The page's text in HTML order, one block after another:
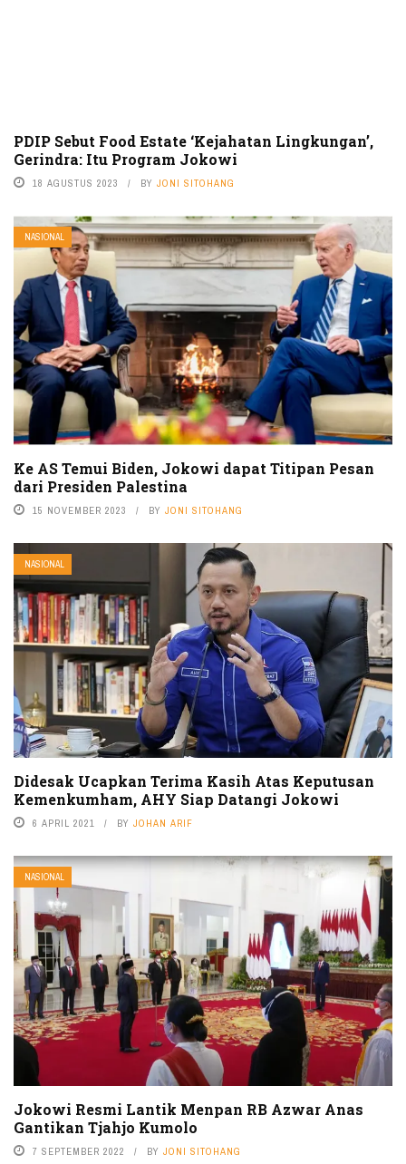
PDIP Sebut Food Estate ‘Kejahatan Lingkungan’,
Gerindra: Itu Program Jokowi
18 AGUSTUS 2023 BY JONI SITOHANG
NASIONAL
Ke AS Temui Biden, Jokowi dapat Titipan Pesan
dari Presiden Palestina
15 NOVEMBER 2023 BY JONI SITOHANG
NASIONAL
Didesak Ucapkan Terima Kasih Atas Keputusan
Kemenkumham, AHY Siap Datangi Jokowi
6 APRIL 2021 BY JOHAN ARIF
NASIONAL
Jokowi Resmi Lantik Menpan RB Azwar Anas
Gantikan Tjahjo Kumolo
7 SEPTEMBER 2022 BY JONI SITOHANG